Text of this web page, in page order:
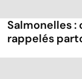
Salmonelles :
rappelés